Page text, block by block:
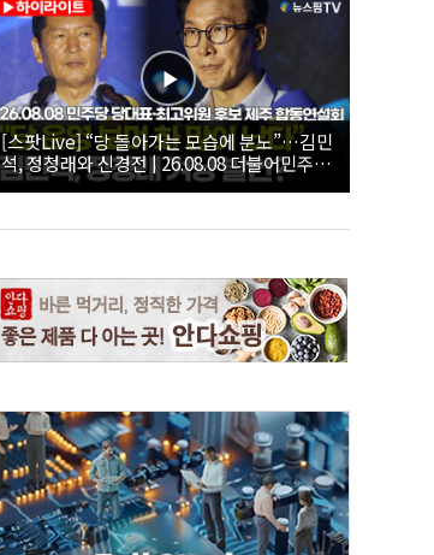
[스팟Live] “당 돌아가는 모습에 분노”…김민
석, 정청래와 신경전 | 26.08.08 더불어민주당
당대표·최고위원 후보 제주 합동연설회